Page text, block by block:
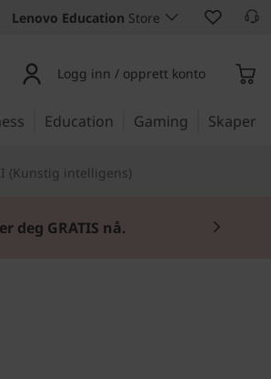
Lenovo Education Store
Logg inn / opprett konto
Education Gaming Skaper
(Kunstig intelligens)